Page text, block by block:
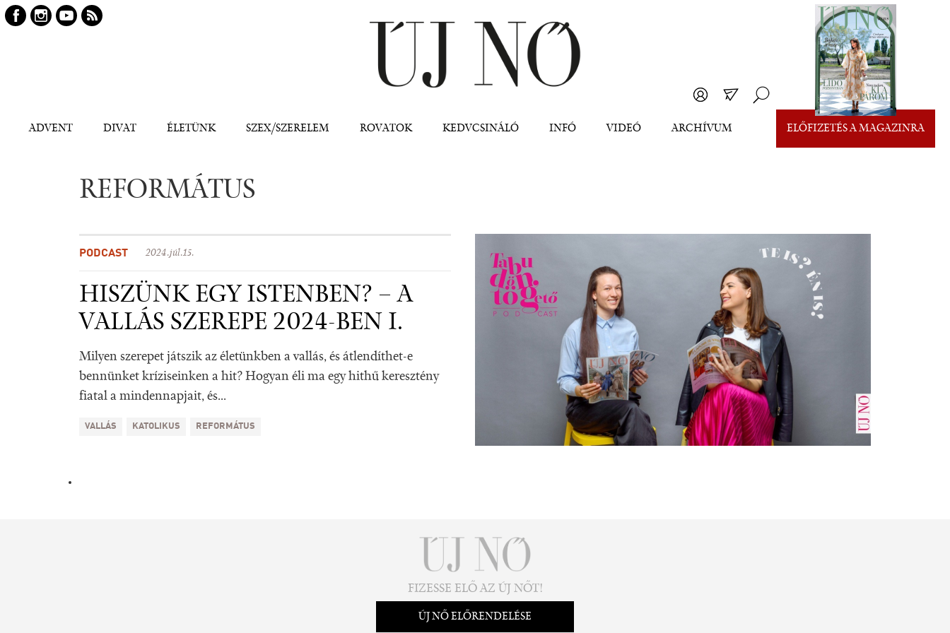
ADVENT DIVAT ÉLETÜNK SZEX/SZERELEM ROVATOK KEDVCSINÁLÓ INFÓ VIDEÓ ARCHÍVUM ELŐFIZETÉS A MAGAZINRA
REFORMÁTUS
PODCAST 2024.júl.15.
HISZÜNK EGY ISTENBEN? – A
VALLÁS SZEREPE 2024-BEN I.
Milyen szerepet játszik az életünkben a vallás, és átlendíthet-e
bennünket kríziseinken a hit? Hogyan éli ma egy hithű keresztény
fiatal a mindennapjait, és...
VALLÁS KATOLIKUS REFORMÁTUS
FIZESSE ELŐ AZ ÚJ NŐT!
ÚJ NŐ ELŐRENDELÉSE